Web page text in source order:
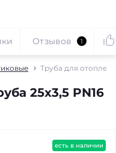
Труба для
25х3,5 PN16
Отзывов 1
есть в наличии